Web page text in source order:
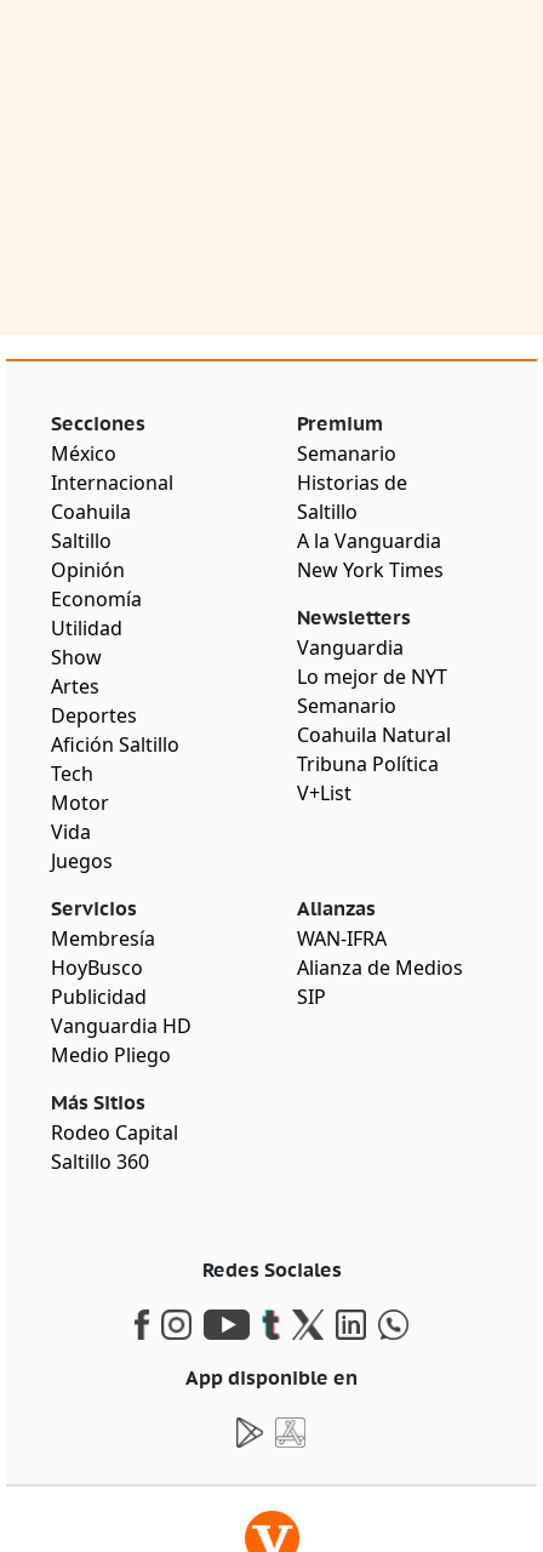
Secciones
México
Internacional
Coahuila
Saltillo
Opinión
Economía
Utilidad
Show
Artes
Deportes
Afición Saltillo
Tech
Motor
Vida
Juegos
Premium
Semanario
Historias de
Saltillo
A la Vanguardia
New York Times
Newsletters
Vanguardia
Lo mejor de NYT
Semanario
Coahuila Natural
Tribuna Política
V+List
Servicios
Membresía
HoyBusco
Publicidad
Vanguardia HD
Medio Pliego
Más Sitios
Rodeo Capital
Saltillo 360
Alianzas
WAN-IFRA
Alianza de Medios
SIP
Redes Sociales
App disponible en